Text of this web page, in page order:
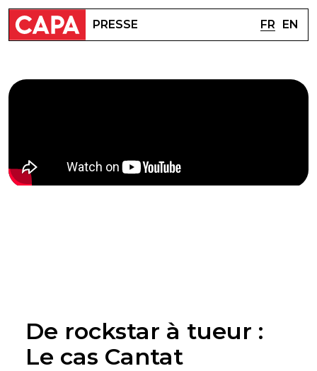
PRESSE FR EN
De rockstar à tueur :
Le cas Cantat